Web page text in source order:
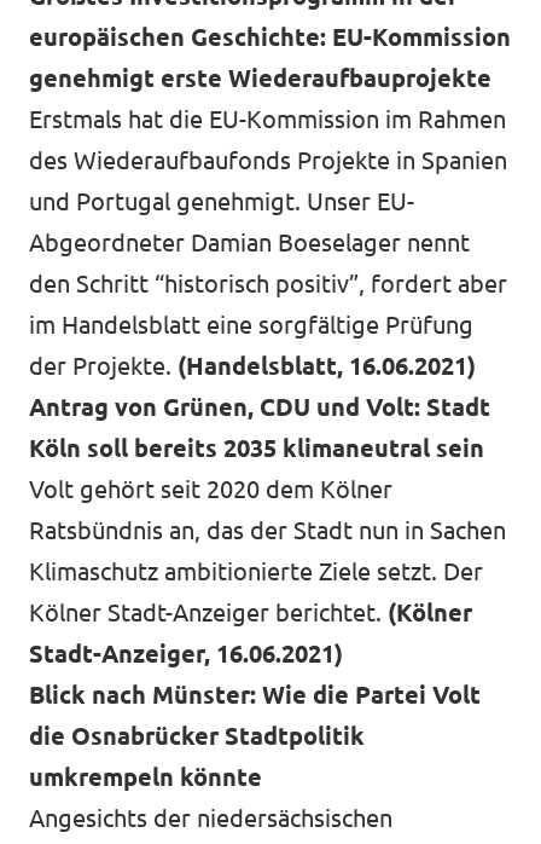
europäischen Geschichte: EU-Kommission
genehmigt erste Wiederaufbauprojekte
Erstmals hat die EU-Kommission im Rahmen
des Wiederaufbaufonds Projekte in Spanien
und Portugal genehmigt. Unser EU-
Abgeordneter Damian Boeselager nennt
den Schritt “historisch positiv”, fordert aber
im Handelsblatt eine sorgfältige Prüfung
der Projekte. (Handelsblatt, 16.06.2021)
Antrag von Grünen, CDU und Volt: Stadt
Köln soll bereits 2035 klimaneutral sein
Volt gehört seit 2020 dem Kölner
Ratsbündnis an, das der Stadt nun in Sachen
Klimaschutz ambitionierte Ziele setzt. Der
Kölner Stadt-Anzeiger berichtet. (Kölner
Stadt-Anzeiger, 16.06.2021)
Blick nach Münster: Wie die Partei Volt
die Osnabrücker Stadtpolitik
umkrempeln könnte
Angesichts der niedersächsischen